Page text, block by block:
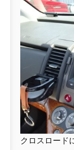
クロスロード